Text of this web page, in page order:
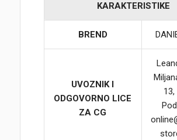
KARAKTERISTIKE
BREND
UVOZNIK I
ODGOVORNO LICE
ZA CG